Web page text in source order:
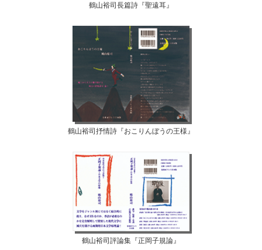
鶴山裕司長篇詩『聖遠耳』
鶴山裕司抒情詩『おこりんぼうの王様』
鶴山裕司評論集『正岡子規論』